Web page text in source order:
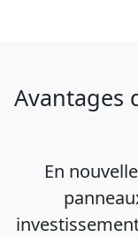
Avantages
En